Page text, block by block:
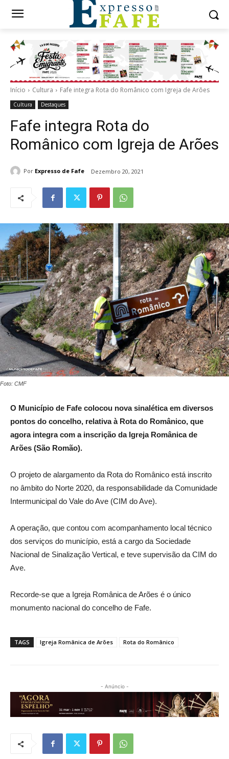
Início Cultura Fafe integra Rota do Românico com Igreja de Arões
Cultura Destaques
Fafe integra Rota do
Românico com Igreja de Arões
Por Expresso de Fafe Dezembro 20, 2021
Foto: CMF
O Município de Fafe colocou nova sinalética em diversos
pontos do concelho, relativa à Rota do Românico, que
agora integra com a inscrição da Igreja Românica de
Arões (São Romão).
O projeto de alargamento da Rota do Românico está inscrito
no âmbito do Norte 2020, da responsabilidade da Comunidade
Intermunicipal do Vale do Ave (CIM do Ave).
A operação, que contou com acompanhamento local técnico
dos serviços do município, está a cargo da Sociedade
Nacional de Sinalização Vertical, e teve supervisão da CIM do
Ave.
Recorde-se que a Igreja Românica de Arões é o único
monumento nacional do concelho de Fafe.
TAGS Igreja Românica de Arões Rota do Românico
- Anúncio -